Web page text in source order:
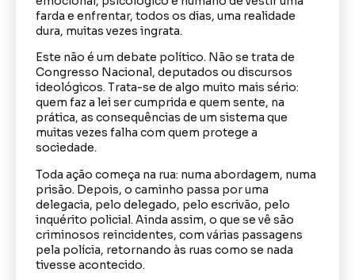
farda e enfrentar, todos os dias, uma realidade
dura, muitas vezes ingrata.
Este não é um debate político. Não se trata de
Congresso Nacional, deputados ou discursos
ideológicos. Trata-se de algo muito mais sério:
quem faz a lei ser cumprida e quem sente, na
prática, as consequências de um sistema que
muitas vezes falha com quem protege a
sociedade.
Toda ação começa na rua: numa abordagem, numa
prisão. Depois, o caminho passa por uma
delegacia, pelo delegado, pelo escrivão, pelo
inquérito policial. Ainda assim, o que se vê são
criminosos reincidentes, com várias passagens
pela polícia, retornando às ruas como se nada
tivesse acontecido.